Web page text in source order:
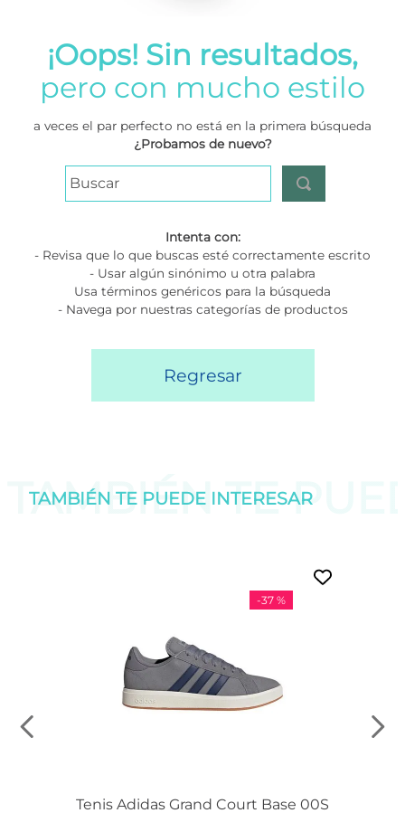
¡Oops! Sin resultados,
pero con mucho estilo
a veces el par perfecto no está en la primera búsqueda
¿Probamos de nuevo?
Intenta con:
- Revisa que lo que buscas esté correctamente escrito
- Usar algún sinónimo u otra palabra
Usa términos genéricos para la búsqueda
- Navega por nuestras categorías de productos
Regresar
TAMBIÉN TE
TAMBIÉN TE PUEDE INTERESAR
-37 %
Tenis Adidas Grand Court Base 00S